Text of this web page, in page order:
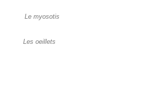
Le myosotis
Les oeillets